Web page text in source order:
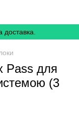
Pass для
(3